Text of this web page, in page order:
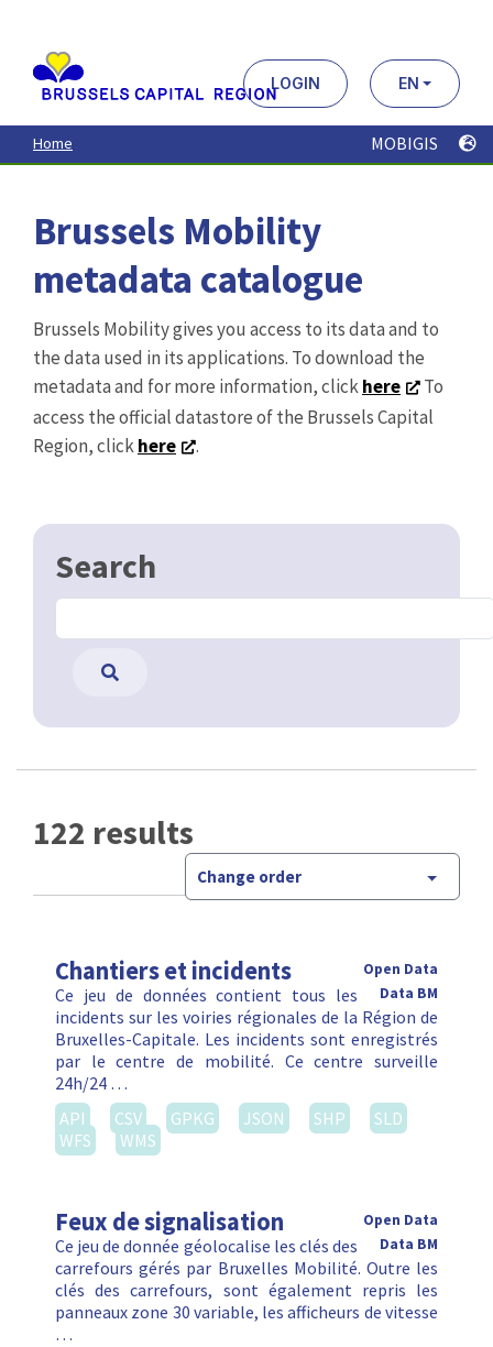
contenu
principal
LOGIN EN
Home MOBIGIS
Brussels Mobility
metadata catalogue
Brussels Mobility gives you access to its data and to
the data used in its applications. To download the
metadata and for more information, clickhere
To
access the official datastore of the Brussels Capital
Region, clickhere .
Search
122 results
Change order
Chantiers et incidents
Open Data
Data BM
Ce jeu de données contient tous les
incidents sur les voiries régionales de la Région de
Bruxelles-Capitale. Les incidents sont enregistrés
par le centre de mobilité. Ce centre surveille
24h/24 …
API
CSV GPKG JSON SHP
SLD
WFS
WMS
Feux de signalisation
Open Data
Data BM
Ce jeu de donnée géolocalise les clés des
carrefours gérés par Bruxelles Mobilité. Outre les
clés des carrefours, sont également repris les
panneaux zone 30 variable, les afficheurs de vitesse
…